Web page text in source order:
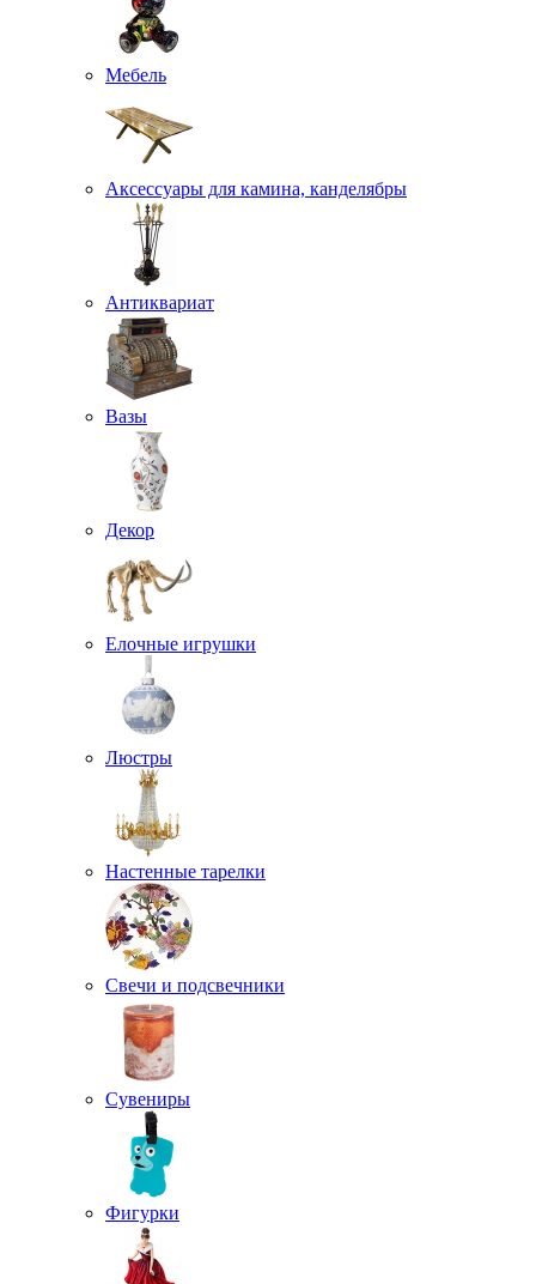
Мебель
Аксессуары для камина, канделябры
Антиквариат
Вазы
Декор
Елочные игрушки
Люстры
Настенные тарелки
Свечи и подсвечники
Сувениры
Фигурки